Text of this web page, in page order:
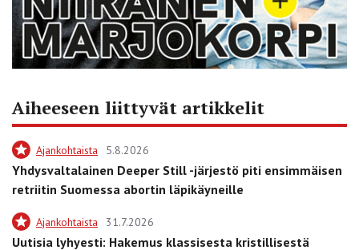
Aiheeseen liittyvät artikkelit
Ajankohtaista 5.8.2026
Yhdysvaltalainen Deeper Still -järjestö piti ensimmäisen
retriitin Suomessa abortin läpikäyneille
Ajankohtaista 31.7.2026
Uutisia lyhyesti: Hakemus klassisesta kristillisestä